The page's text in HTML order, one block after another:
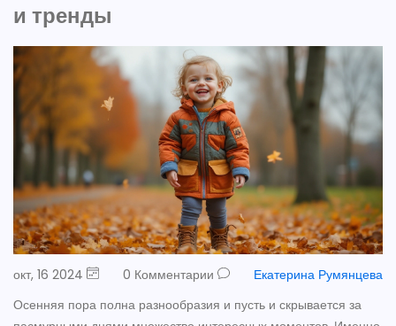
и тренды
окт, 16 2024 0 Комментарии
Екатерина Румянцева
Осенняя пора полна разнообразия и пусть и скрывается за